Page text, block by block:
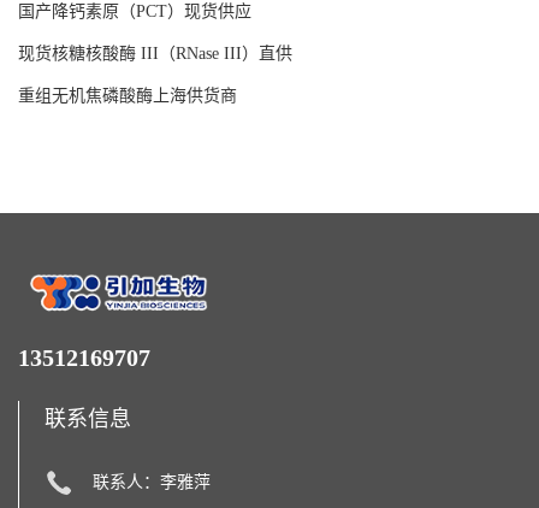
国产降钙素原（PCT）现货供应
现货核糖核酸酶 III（RNase III）直供
重组无机焦磷酸酶上海供货商
13512169707
联系信息
联系人：李雅萍